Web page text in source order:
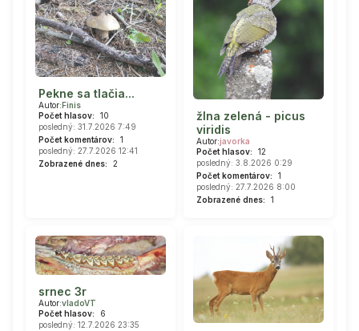
Pekne sa tlačia...
Autor:Finis
Počet hlasov:
10
posledný: 31.7.2026 7:49
Počet komentárov:
1
posledný: 27.7.2026 12:41
Zobrazené dnes:
2
žlna zelená - picus
viridis
Autor:javorka
Počet hlasov:
12
posledný: 3.8.2026 0:29
Počet komentárov:
1
posledný: 27.7.2026 8:00
Zobrazené dnes:
1
srnec 3r
Autor:vladoVT
Počet hlasov:
6
posledný: 12.7.2026 23:35